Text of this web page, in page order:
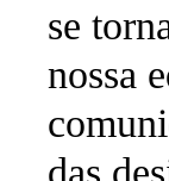
se
nossa
das